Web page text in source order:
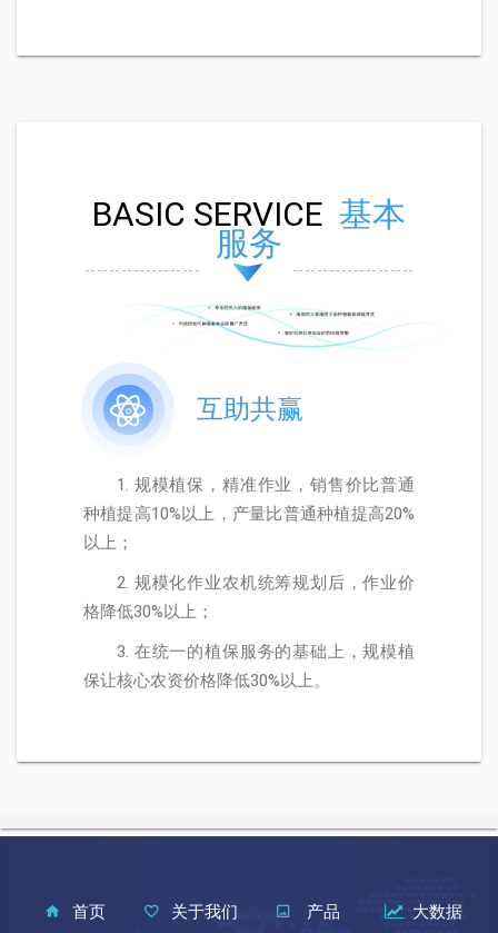
BASIC SERVICE 基本
服务
互助共赢
1. 规模植保，精准作业，销售价比普通
种植提高10%以上，产量比普通种植提高20%
以上；
2. 规模化作业农机统筹规划后，作业价
格降低30%以上；
3. 在统一的植保服务的基础上，规模植
保让核心农资价格降低30%以上。
首页 关于我们 产品 大数据